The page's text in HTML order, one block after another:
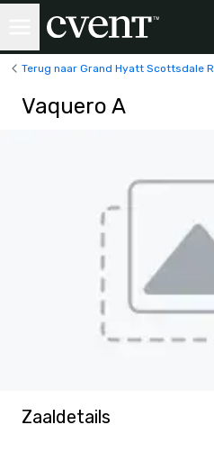
Terug naar Grand Hyatt Scottsdale
Vaquero A
Zaaldetails